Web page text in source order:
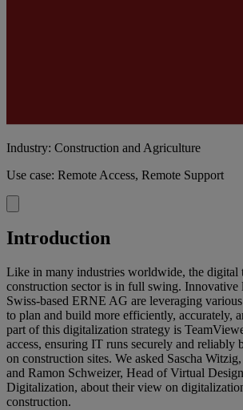
Industry: Construction and Agriculture
Use case: Remote Access, Remote Support
Introduction
Like in many industries worldwide, the digital
construction sector is in full swing. Innovative
Swiss-based ERNE AG are leveraging
to plan and build more efficiently, accurately,
part of this digitalization strategy is
access, ensuring IT runs securely and reliably
on construction sites. We asked Sascha
and Ramon Schweizer, Head of Virtual
Digitalization, about their view on
construction.